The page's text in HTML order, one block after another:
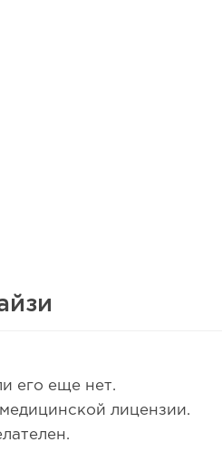
в 2026 году:...
его еще нет.
лицензии.